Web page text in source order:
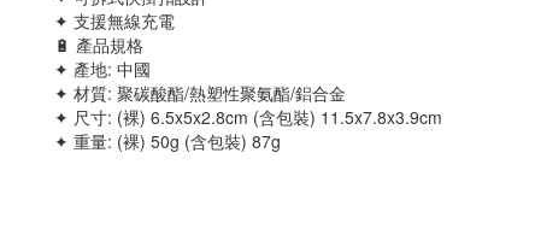
✦ 支援無線充電
🔋 產品規格
✦ 產地: 中國
✦ 材質: 聚碳酸酯/熱塑性聚氨酯/鋁合金
✦ 尺寸: (裸) 6.5x5x2.8cm (含包裝) 11.5x7.8x3.9cm
✦ 重量: (裸) 50g (含包裝) 87g